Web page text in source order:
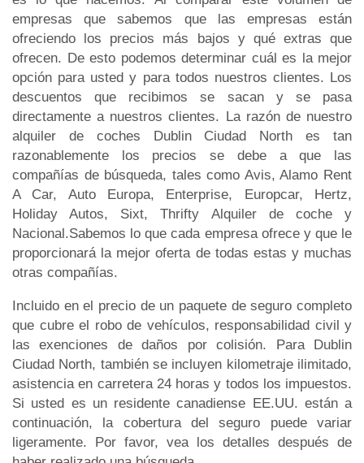
empresas que sabemos que las empresas están
ofreciendo los precios más bajos y qué extras que
ofrecen. De esto podemos determinar cuál es la mejor
opción para usted y para todos nuestros clientes. Los
descuentos que recibimos se sacan y se pasa
directamente a nuestros clientes. La razón de nuestro
alquiler de coches Dublin Ciudad North es tan
razonablemente los precios se debe a que las
compañías de búsqueda, tales como Avis, Alamo Rent
A Car, Auto Europa, Enterprise, Europcar, Hertz,
Holiday Autos, Sixt, Thrifty Alquiler de coche y
Nacional.Sabemos lo que cada empresa ofrece y que le
proporcionará la mejor oferta de todas estas y muchas
otras compañías.
Incluido en el precio de un paquete de seguro completo
que cubre el robo de vehículos, responsabilidad civil y
las exenciones de daños por colisión. Para Dublin
Ciudad North, también se incluyen kilometraje ilimitado,
asistencia en carretera 24 horas y todos los impuestos.
Si usted es un residente canadiense EE.UU. están a
continuación, la cobertura del seguro puede variar
ligeramente. Por favor, vea los detalles después de